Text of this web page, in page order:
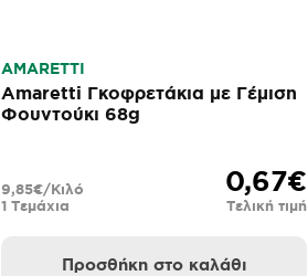
AMARETTI
Amaretti Γκοφρετάκια με Γέμιση
Φουντούκι 68g
0,67€
Τελική τιμή
1 Τεμάχια
9,85€/Κιλό
Προσθήκη στο καλάθι